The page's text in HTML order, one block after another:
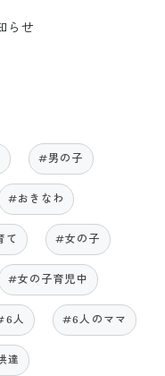
らせ
#男の子
#おきなわ
て #女の子
#女の子育児中
人 #6人のママ
達